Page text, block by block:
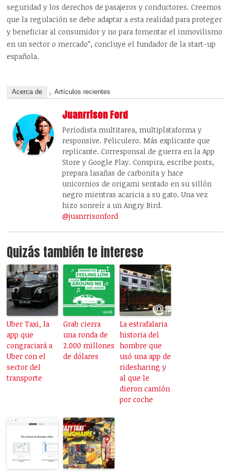
seguridad y los derechos de pasajeros y conductores. Creemos
que la regulación se debe adaptar a esta realidad para proteger
y beneficiar al consumidor y no para fomentar el inmovilismo
en un sector o mercado”, concluye el fundador de la start-up
española.
Acerca de Artículos recientes
Juanrrison Ford
Periodista multitarea, multiplataforma y
responsive. Peliculero. Más explicante que
replicante. Corresponsal de guerra en la App
Store y Google Play. Conspira, escribe posts,
prepara lasañas de carbonita y hace
unicornios de origami sentado en su sillón
negro mientras acaricia a su gato. Una vez
hizo sonreír a un Angry Bird.
@juanrrisonford
Quizás también te interese
Uber Taxi, la
app que
congraciará a
Uber con el
sector del
transporte
Grab cierra
una ronda de
2.000 millones
de dólares
La estrafalaria
historia del
hombre que
usó una app de
ridesharing y
al que le
dieron camión
por coche